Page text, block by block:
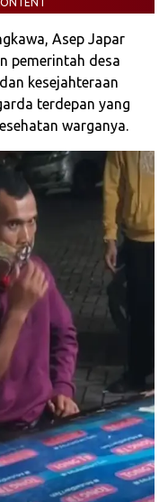
Asep Japar
pemerintah desa
kesejahteraan
terdepan yang
warganya.